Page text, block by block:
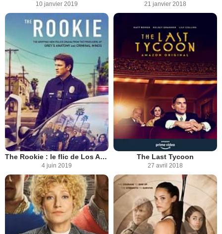
10 janvier 2019 21 janvier 2018
The Rookie : le flic de Los Angeles
4 juin 2019
The Last Tycoon
27 avril 2018